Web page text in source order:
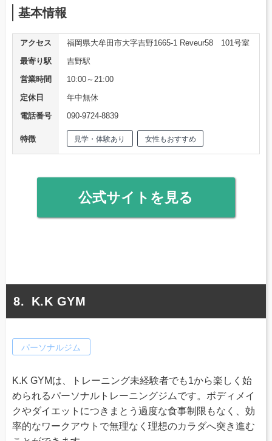
基本情報
アクセス
福岡県大牟田市大字吉野1665‐1 Reveur58 101号室
最寄り駅
吉野駅
営業時間
10:00～21:00
定休日
年中無休
電話番号
090-9724-8839
特徴 見学・体験あり 女性もおすすめ
公式サイトを見る
K.K GYM
パーソナルジム
K.K GYMは、トレーニング未経験者でも1から楽しく始
められるパーソナルトレーニングジムです。ボディメイ
クやダイエットにつきまとう過度な食事制限もなく、効
率的なワークアウトで無理なく理想のカラダへ突き進む